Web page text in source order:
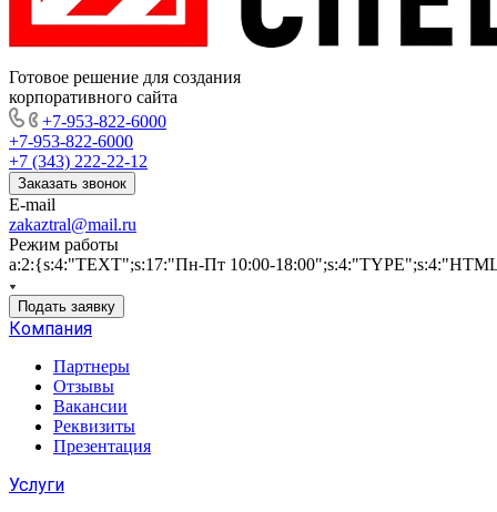
Готовое решение для создания
корпоративного сайта
+7-953-822-6000
+7-953-822-6000
+7 (343) 222-22-12
Заказать звонок
E-mail
zakaztral@mail.ru
Режим работы
a:2:{s:4:"TEXT";s:17:"Пн-Пт 10:00-
Подать заявку
Компания
Партнеры
Отзывы
Вакансии
Реквизиты
Презентация
Услуги